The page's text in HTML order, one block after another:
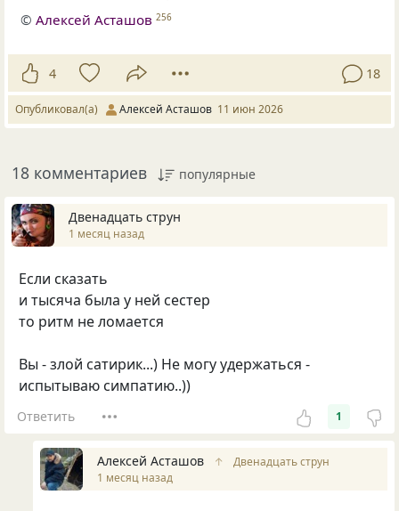
©Алексей Асташов 256
4 18
Опубликовал(а) Алексей Асташов 11 июн 2026
18 комментариев популярные
Двенадцать струн
1 месяц назад
Если сказать
и тысяча была у ней сестер
то ритм не ломается
Вы - злой сатирик...) Не могу удержаться -
испытываю симпатию..))
Ответить 1
Алексей Асташов ↑
Двенадцать струн
1 месяц назад